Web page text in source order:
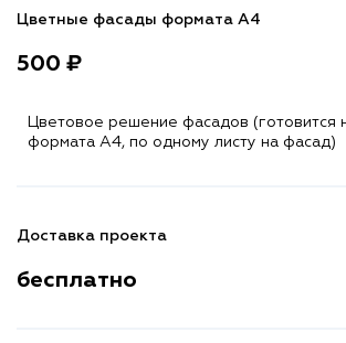
Цветные фасады формата А4
500 ₽
Цветовое решение фасадов (готовится
формата A4, по одному листу на фасад)
Доставка проекта
бесплатно